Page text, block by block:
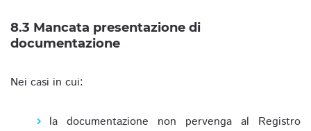
8.3 Mancata presentazione di
documentazione
Nei casi in cui:
la documentazione non pervenga al Registro